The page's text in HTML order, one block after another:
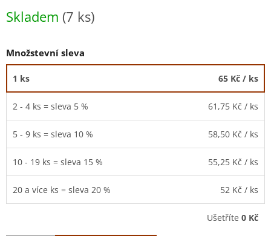
cena:
Skladem (7 ks)
Množstevní sleva
1 ks 65 Kč / ks
2 - 4 ks = sleva 5 % 61,75 Kč / ks
5 - 9 ks = sleva 10 % 58,50 Kč / ks
10 - 19 ks = sleva 15 % 55,25 Kč / ks
20 a více ks = sleva 20 % 52 Kč / ks
Ušetříte 0 Kč